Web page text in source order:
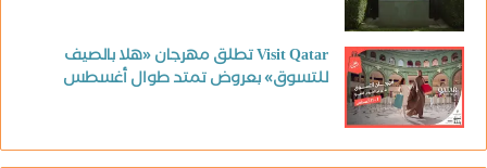
Visit Qatar تطلق مهرجان «هلا بالصيف
للتسوق» بعروض تمتد طوال أغسطس